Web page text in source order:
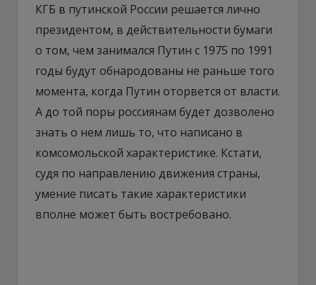
КГБ в путинской России решается лично
президентом, в действительности бумаги
о том, чем занимался Путин с 1975 по 1991
годы будут обнародованы не раньше того
момента, когда Путин оторвется от власти.
А до той поры россиянам будет дозволено
знать о нем лишь то, что написано в
комсомольской характеристике. Кстати,
судя по направлению движения страны,
умение писать такие характеристики
вполне может быть востребовано.